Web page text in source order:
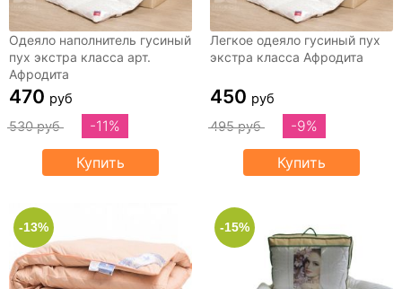
Одеяло наполнитель гусиный
пух экстра класса арт.
Афродита
470 руб
530 руб
-11%
Купить
Легкое одеяло гусиный пух
экстра класса Афродита
450 руб
495 руб
-9%
Купить
-13% -15%